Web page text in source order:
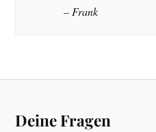
– Frank
Deine Fragen